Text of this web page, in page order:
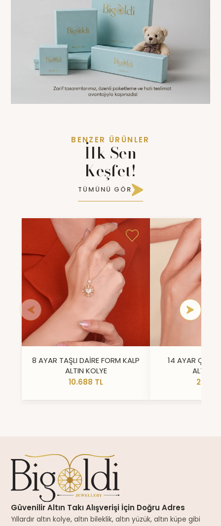
BENZER ÜRÜNLER
İlk Sen
Keşfet!
TÜMÜNÜ GÖR
8 AYAR TAŞLI DAİRE FORM KALP
ALTIN KOLYE
10.688 TL
14 AYAR ÇİFT
ALTIN
Güvenilir Altın Takı Alışverişi İçin Doğru Adres
Yıllardır altın kolye, altın bileklik, altın yüzük, altın küpe gibi